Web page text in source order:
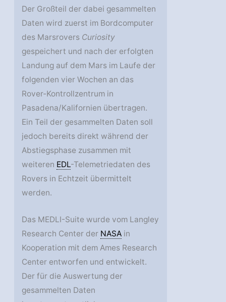
Der Großteil der dabei gesammelten
Daten wird zuerst im Bordcomputer
des Marsrovers Curiosity
gespeichert und nach der erfolgten
Landung auf dem Mars im Laufe der
folgenden vier Wochen an das
Rover-Kontrollzentrum in
Pasadena/Kalifornien übertragen.
Ein Teil der gesammelten Daten soll
jedoch bereits direkt während der
Abstiegsphase zusammen mit
weiteren EDL-Telemetriedaten des
Rovers in Echtzeit übermittelt
werden.
Das MEDLI-Suite wurde vom Langley
Research Center der NASA in
Kooperation mit dem Ames Research
Center entworfen und entwickelt.
Der für die Auswertung der
gesammelten Daten